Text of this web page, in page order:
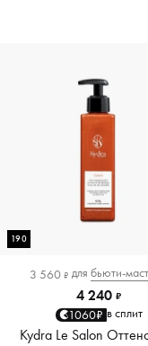
190
3 560 ₽ для бьюти-
4 240 ₽
1060₽ в сплит
Kydra Le Salon